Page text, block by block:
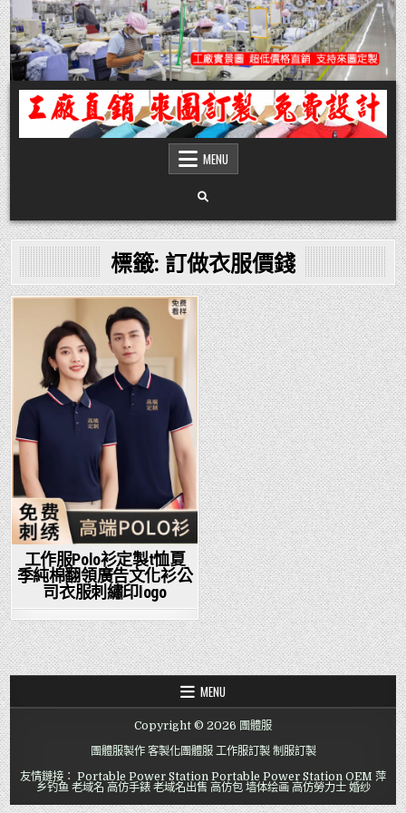
Skip
to
content
團體服
團體服製作,公司企業工作制服POLO衫T恤訂製推薦,做班系校服定製價格,台灣香
港客製化衣服裝工廠商
MENU
標籤: 訂做衣服價錢
Posted
in
工作服Polo衫定製t恤夏
季純棉翻領廣告文化衫公
司衣服刺繡印logo
MENU
Copyright © 2026 團體服
團體服製作 客製化團體服 工作服訂製 制服訂製
友情鏈接： Portable Power Station Portable Power Station OEM 萍
乡钓鱼 老域名 高仿手錶 老域名出售 高仿包 墙体绘画 高仿勞力士 婚纱